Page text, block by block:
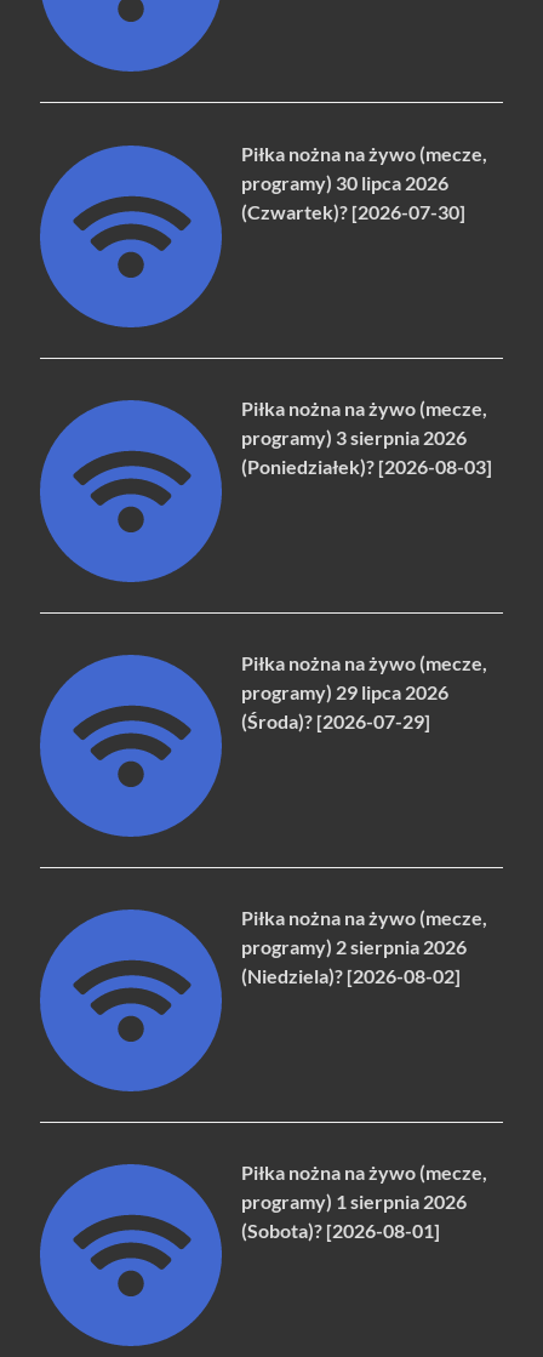
Piłka nożna na żywo (mecze,
programy) 30 lipca 2026
(Czwartek)? [2026-07-30]
Piłka nożna na żywo (mecze,
programy) 3 sierpnia 2026
(Poniedziałek)? [2026-08-03]
Piłka nożna na żywo (mecze,
programy) 29 lipca 2026
(Środa)? [2026-07-29]
Piłka nożna na żywo (mecze,
programy) 2 sierpnia 2026
(Niedziela)? [2026-08-02]
Piłka nożna na żywo (mecze,
programy) 1 sierpnia 2026
(Sobota)? [2026-08-01]